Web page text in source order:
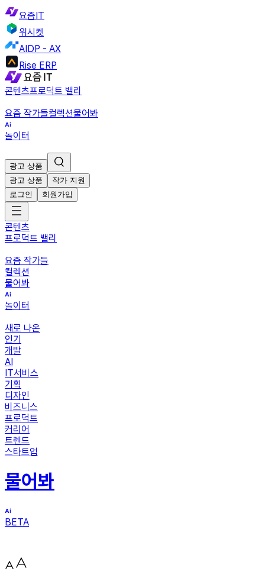
요즘IT
위시켓
AIDP - AX
Rise ERP
콘텐츠프로덕트 밸리
요즘 작가들컬렉션물어봐
놀이터
광고 상품
광고 상품
작가 지원
로그인
회원가입
콘텐츠
프로덕트 밸리
요즘 작가들
컬렉션
물어봐
놀이터
새로 나온
인기
개발
AI
IT서비스
기획
디자인
비즈니스
프로덕트
커리어
트렌드
스타트업
물어봐
BETA